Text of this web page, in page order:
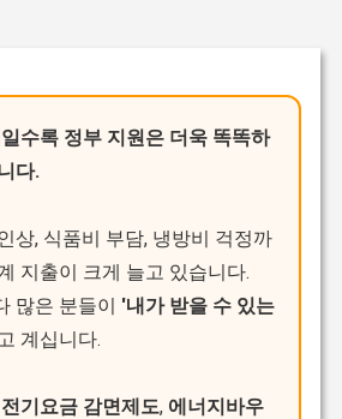
수록 정부 지원은 더욱 똑똑하
다.
상, 식품비 부담, 냉방비 걱정까
지출이 크게 늘고 있습니다.
많은 분들이 '내가 받을 수 있는
계십니다.
전기요금 감면제도, 에너지바우